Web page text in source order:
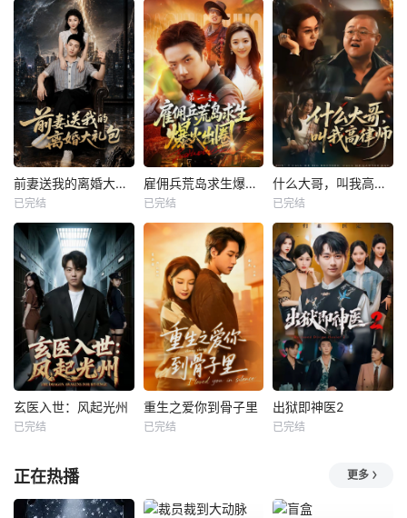
前妻送我的离婚大礼包
已完结
雇佣兵荒岛求生爆火出圈第二季
已完结
什么大哥，叫我高律师
已完结
玄医入世：风起光州
已完结
重生之爱你到骨子里
已完结
出狱即神医2
已完结
正在热播 更多